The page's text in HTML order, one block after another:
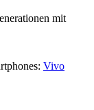
mit
Vivo